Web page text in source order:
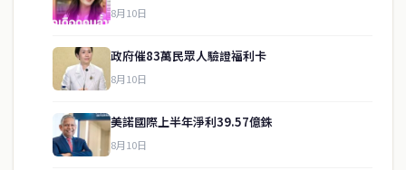
8月10日
政府催83萬民眾人驗證福利卡
8月10日
美諾國際上半年淨利39.57億銖
8月10日